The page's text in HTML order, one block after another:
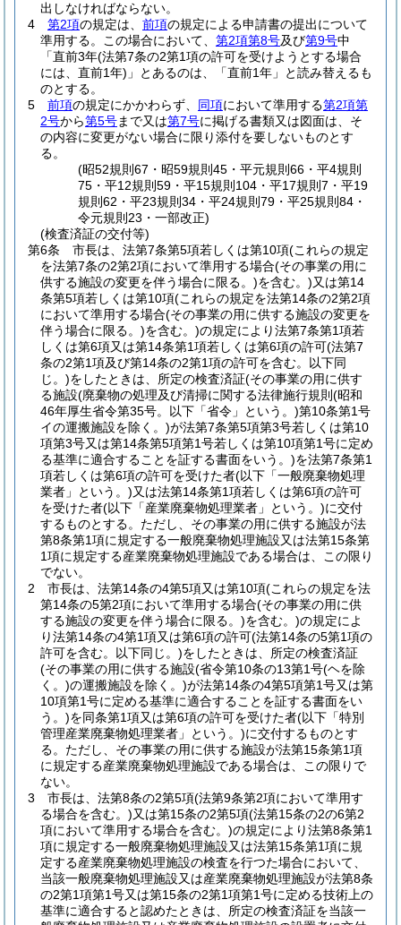
出しなければならない。
4
第2項の規定は、 前項の規定による申請書の提出について
準用する。
この場合において、 第2項第8号及び第9号中
「直前3年(法第7条の2第1項の許可を受けようとする場合
には、直前1年) 」とあるのは、「直前1年」と読み替えるも
のとする。
5
前項の規定にかかわらず、 同項において準用する第2項第
2号から第5号まで又は第7号に掲げる書類又は図面は、そ
の内容に変更がない場合に限り添付を要しないものとす
る。
(昭52規則67・昭59規則45・平元規則66・平4規則
75・平12規則59・平15規則104・平17規則7・平19
規則62・平23規則34・平24規則79・平25規則84・
令元規則23・一部改正)
(検査済証の交付等)
第6条
市長は、法第7条第5項若しくは第10項(これらの規定
を法第7条の2第2項において準用する場合(その事業の用に
供する施設の変更を伴う場合に限る。)を含む。)又は第14
条第5項若しくは第10項(これらの規定を法第14条の2第2項
において準用する場合(その事業の用に供する施設の変更を
伴う場合に限る。)を含む。)の規定により法第7条第1項若
しくは第6項又は第14条第1項若しくは第6項の許可(法第7
条の2第1項及び第14条の2第1項の許可を含む。以下同
じ。)をしたときは、所定の検査済証(その事業の用に供す
る施設(廃棄物の処理及び清掃に関する法律施行規則 (昭和
46年厚生省令第35号。以下「省令」という。)第10条第1号
イの運搬施設を除く。)が法第7条第5項第3号若しくは第10
項第3号又は第14条第5項第1号若しくは第10項第1号に定め
る基準に適合することを証する書面をいう。)を法第7条第1
項若しくは第6項の許可を受けた者(以下「一般廃棄物処理
業者」という。)又は法第14条第1項若しくは第6項の許可
を受けた者(以下「産業廃棄物処理業者」という。)に交付
するものとする。 ただし、その事業の用に供する施設が法
第8条第1項に規定する一般廃棄物処理施設又は法第15条第
1項に規定する産業廃棄物処理施設である場合は、この限り
でない。
2
市長は、法第14条の4第5項又は第10項(これらの規定を法
第14条の5第2項において準用する場合(その事業の用に供
する施設の変更を伴う場合に限る。)を含む。)の規定によ
り法第14条の4第1項又は第6項の許可(法第14条の5第1項の
許可を含む。以下同じ。)をしたときは、所定の検査済証
(その事業の用に供する施設(省令第10条の13第1号(ヘを除
く。)の運搬施設を除く。)が法第14条の4第5項第1号又は第
10項第1号に定める基準に適合することを証する書面をい
う。)を同条第1項又は第6項の許可を受けた者(以下「特別
管理産業廃棄物処理業者」という。)に交付するものとす
る。 ただし、その事業の用に供する施設が法第15条第1項
に規定する産業廃棄物処理施設である場合は、この限りで
ない。
3
市長は、法第8条の2第5項(法第9条第2項において準用す
る場合を含む。)又は第15条の2第5項(法第15条の2の6第2
項において準用する場合を含む。)の規定により法第8条第1
項に規定する一般廃棄物処理施設又は法第15条第1項に規
定する産業廃棄物処理施設の検査を行つた場合において、
当該一般廃棄物処理施設又は産業廃棄物処理施設が法第8条
の2第1項第1号又は第15条の2第1項第1号に定める技術上の
基準に適合すると認めたときは、所定の検査済証を当該一